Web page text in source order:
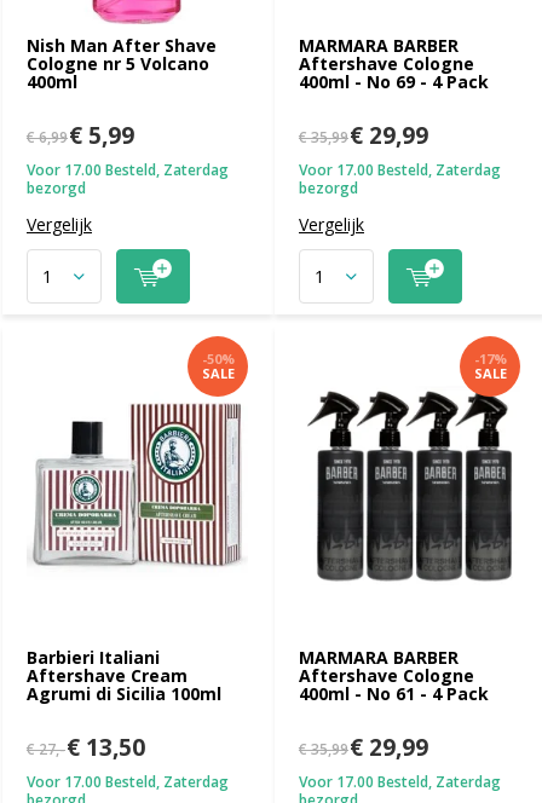
Nish Man After Shave
Cologne nr 5 Volcano
400ml
€ 6,99€ 5,99
Voor 17.00 Besteld, Zaterdag
bezorgd
Vergelijk
MARMARA BARBER
Aftershave Cologne
400ml - No 69 - 4 Pack
€ 35,99€ 29,99
Voor 17.00 Besteld, Zaterdag
bezorgd
Vergelijk
Barbieri Italiani
Aftershave Cream
Agrumi di Sicilia 100ml
-50%
SALE
€ 27,-€ 13,50
Voor 17.00 Besteld, Zaterdag
MARMARA BARBER
Aftershave Cologne
400ml - No 61 - 4 Pack
-17%
SALE
€ 35,99€ 29,99
Voor 17.00 Besteld, Zaterdag